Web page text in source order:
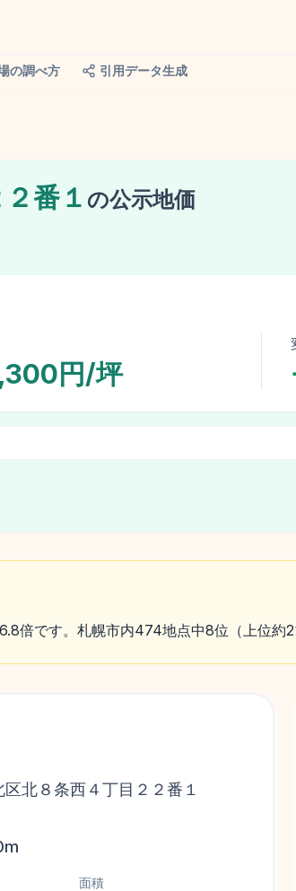
の調べ方 引用データ生成
番１ の公示地価
円/坪
倍です。札幌市内474地点中8位（上位約
北８条西４丁目２２番１
面積